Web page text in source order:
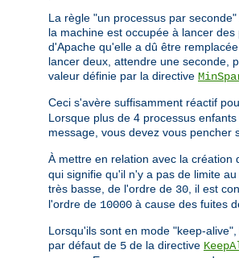
La règle "un processus par
la machine est occupée à lancer
d'Apache qu'elle a dû être
lancer deux, attendre une seconde,
valeur définie par la directive
Ceci s'avère suffisamment réactif
Lorsque plus de 4 processus
message, vous devez vous pencher
À mettre en relation avec la création
qui signifie qu'il n'y a pas de limite
très basse, de l'ordre de 30, il est
l'ordre de 10000 à cause des fuites
Lorsqu'ils sont en mode "keep-
par défaut de 5 de la directive